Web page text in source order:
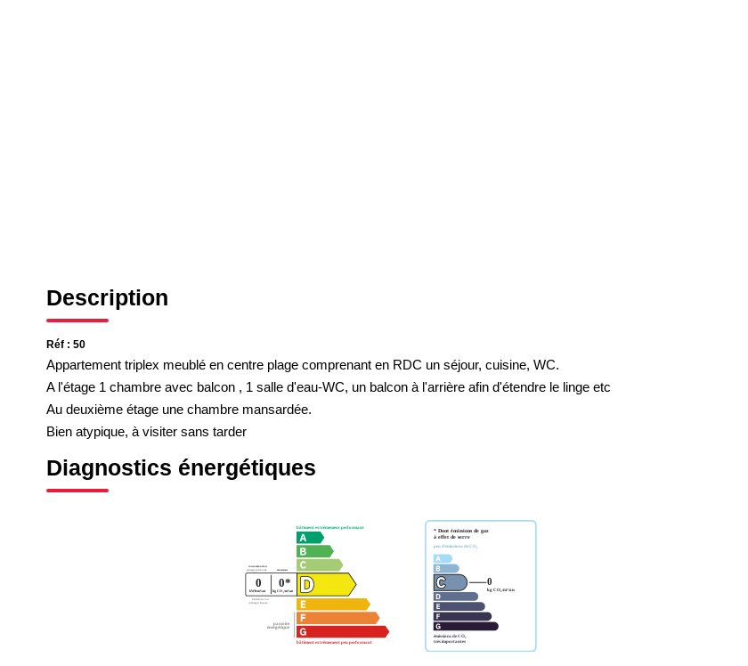
Description
Réf : 50
Appartement triplex meublé en centre plage comprenant en RDC un séjour, cuisine, WC.
A l'étage 1 chambre avec balcon , 1 salle d'eau-WC, un balcon à l'arrière afin d'étendre le linge etc
Au deuxième étage une chambre mansardée.
Bien atypique, à visiter sans tarder
Diagnostics énergétiques